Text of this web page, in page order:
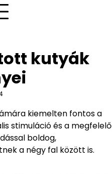
kutyák
kiemelten fontos a
stimuláció és a megfelelő
boldog,
a négy fal között is.